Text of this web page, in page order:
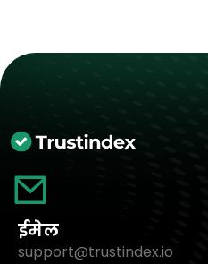
ईमेल
support@trustindex.io